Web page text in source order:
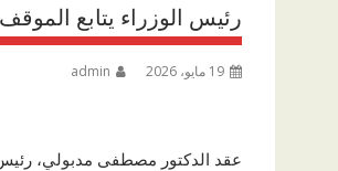
رئيس الوزراء يتابع
19 مايو، 2026 admin
عقد الدكتور مصطفى مدبولي، رئيس